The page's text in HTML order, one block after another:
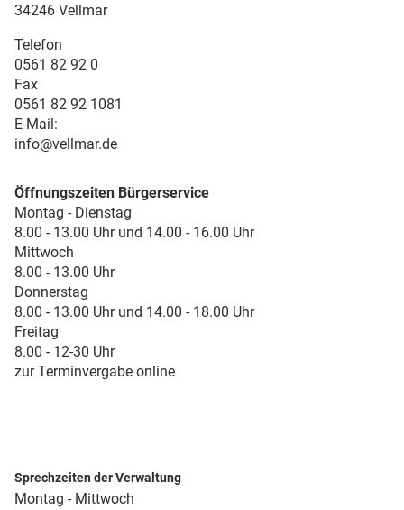
34246 Vellmar
Telefon
0561 82 92 0
Fax
0561 82 92 1081
E-Mail:
info@vellmar.de
Öffnungszeiten Bürgerservice
Montag - Dienstag
8.00 - 13.00 Uhr und 14.00 - 16.00 Uhr
Mittwoch
8.00 - 13.00 Uhr
Donnerstag
8.00 - 13.00 Uhr und 14.00 - 18.00 Uhr
Freitag
8.00 - 12-30 Uhr
zur Terminvergabe online
Sprechzeiten der Verwaltung
Montag - Mittwoch